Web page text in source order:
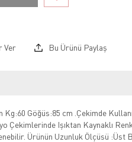
Ver Bu Ürünü Paylaş
Kg:60 Göğüs:85 cm .Çekimde
Çekimlerinde Işıktan Kaynaklı Renk
Ürünün Uzunluk Ölçüsü :Üst